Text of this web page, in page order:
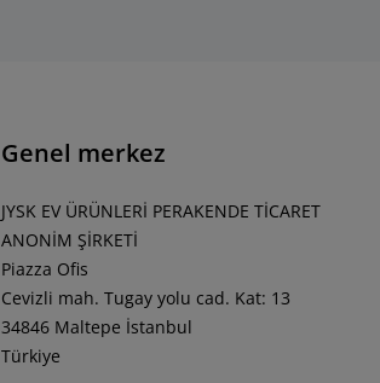
Genel merkez
JYSK EV ÜRÜNLERİ PERAKENDE TİCARET
ANONİM ŞİRKETİ
Piazza Ofis
Cevizli mah. Tugay yolu cad. Kat: 13
34846 Maltepe İstanbul
Türkiye